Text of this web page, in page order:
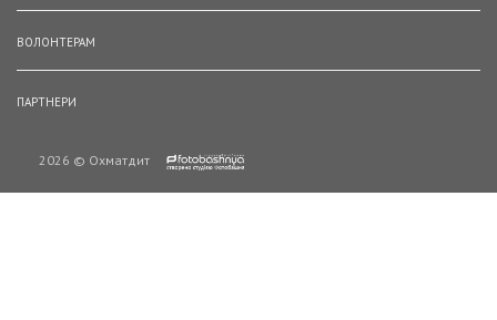
ВОЛОНТЕРАМ
ПАРТНЕРИ
2026 © Охматдит